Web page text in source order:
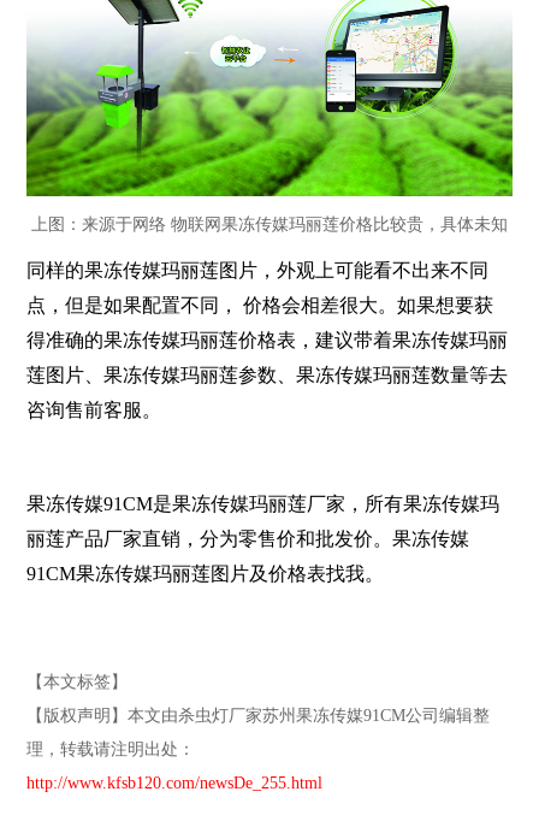
上图：来源于网络 物联网果冻传媒玛丽莲价格比较贵，具体未知
同样的果冻传媒玛丽莲图片，外观上可能看不出来不同
点，但是如果配置不同，
价格会相差很大。如果想要获
得准确的果冻传媒玛丽莲价格表，建议带着果冻传媒玛丽
莲图片、果冻传媒玛丽莲参数、果冻传媒玛丽莲数量等去
咨询售前客服。
果冻传媒91CM是果冻传媒玛丽莲厂家，所有果冻传媒玛
丽莲产品厂家直销，分为零售价和批发价。果冻传媒
91CM果冻传媒玛丽莲图片及价格表找我。
【本文标签】
【版权声明】本文由杀虫灯厂家苏州果冻传媒91CM公司编辑整
理，转载请注明出处：
http://www.kfsb120.com/newsDe_255.html